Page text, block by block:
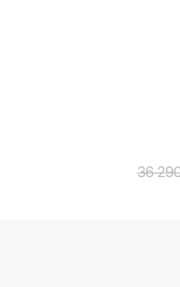
36